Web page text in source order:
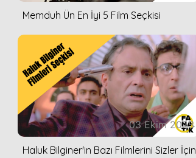
Memduh Ün En İyi 5 Film Seçkisi
03 Ekim 2023
Haluk Bilginer'in Bazı Filmlerini Sizler İçin